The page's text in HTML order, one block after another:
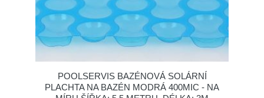
POOLSERVIS BAZÉNOVÁ SOLÁRNÍ
PLACHTA NA BAZÉN MODRÁ 400MIC - NA